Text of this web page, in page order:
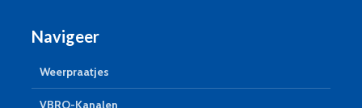
Navigeer
Weerpraatjes
VBRO-Kanalen